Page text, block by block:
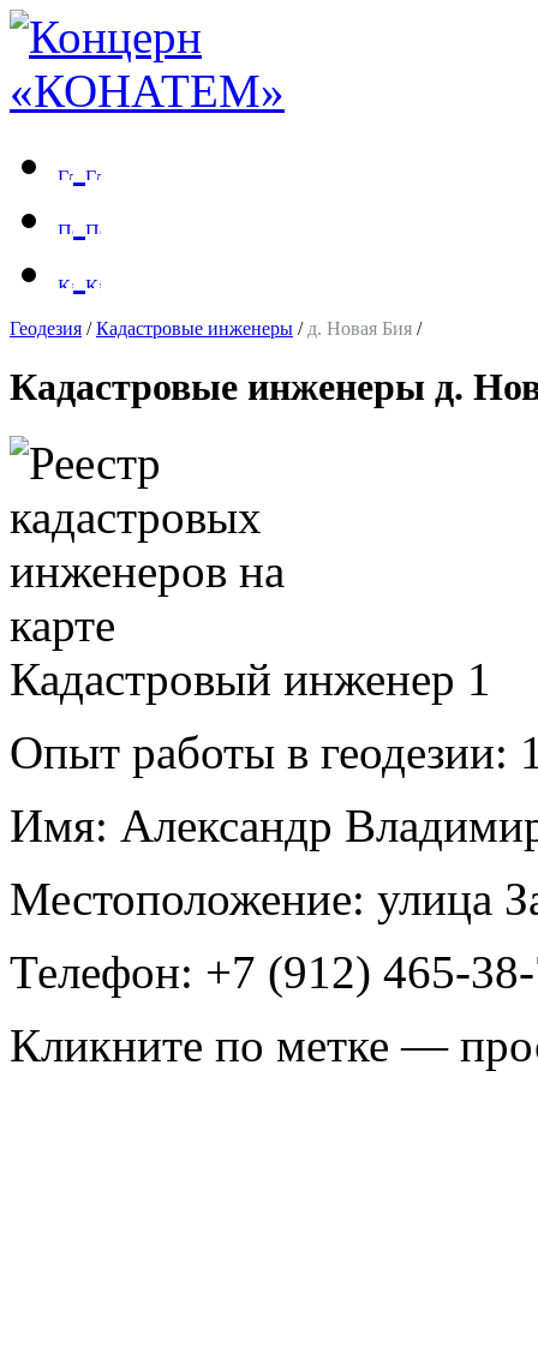
Геодезия /Кадастровые инженеры / д. Новая Бия /
Кадастровые инженеры д.
Кадастровый инженер 1
Опыт работы в геодезии:
Имя: Александр
Местоположение: улица
Телефон: +7 (912) 465-
Кликните по метке —